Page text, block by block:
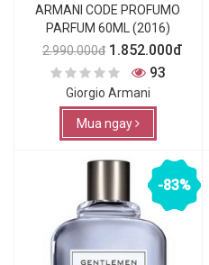
ARMANI CODE PROFUMO
PARFUM 60ML (2016)
2.990.000đ 1.852.000đ
93
Giorgio Armani
Mua ngay
-83%